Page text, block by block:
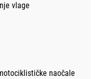
vlage
naočale